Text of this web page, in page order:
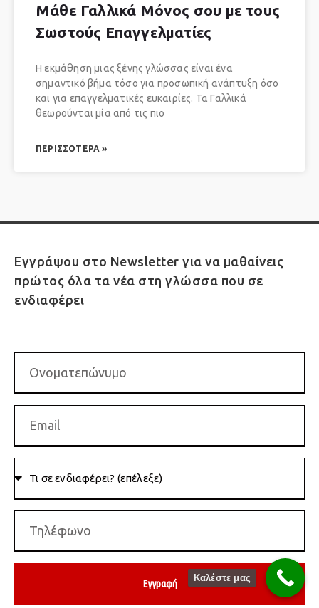
Μάθε Γαλλικά Μόνος σου με τους
Σωστούς Επαγγελματίες
Η εκμάθηση μιας ξένης γλώσσας είναι ένα
σημαντικό βήμα τόσο για προσωπική ανάπτυξη όσο
και για επαγγελματικές ευκαιρίες. Τα Γαλλικά
θεωρούνται μία από τις πιο
ΠΕΡΙΣΣΌΤΕΡΑ »
Εγγράψου στο Newsletter για να μαθαίνεις
πρώτος όλα τα νέα στη γλώσσα που σε
ενδιαφέρει
Εγγραφή Καλέστε μας